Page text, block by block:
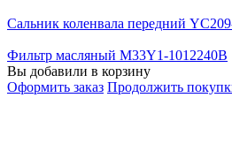
Сальник коленвала передний
Фильтр масляный M33Y1-1012240B
Вы добавили в корзину
Оформить заказ Продолжить